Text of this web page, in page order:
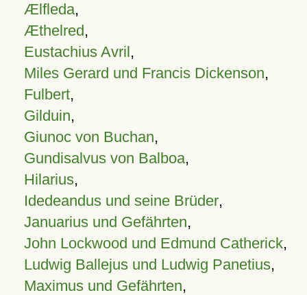
Ælfleda,
Æthelred,
Eustachius Avril,
Miles Gerard und Francis Dickenson,
Fulbert,
Gilduin,
Giunoc von Buchan,
Gundisalvus von Balboa,
Hilarius,
Idedeandus und seine Brüder,
Januarius und Gefährten,
John Lockwood und Edmund Catherick,
Ludwig Ballejus und Ludwig Panetius,
Maximus und Gefährten,